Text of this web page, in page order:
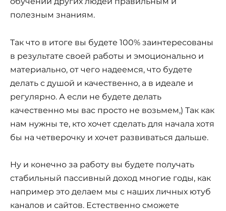
полезным знаниям.
Так что в итоге вы будете 100% заинтересованы
в результате своей работы и эмоционально и
материально, от чего надеемся, что будете
делать с душой и качественно, а в идеале и
регулярно. А если не будете делать
качественно мы вас просто не возьмем,) Так как
нам нужны те, кто хочет сделать для начала хотя
бы на четверочку и хочет развиваться дальше.
Ну и конечно за работу вы будете получать
стабильный пассивный доход многие годы, как
например это делаем мы с наших личных ютуб
каналов и сайтов. Естественно сможете